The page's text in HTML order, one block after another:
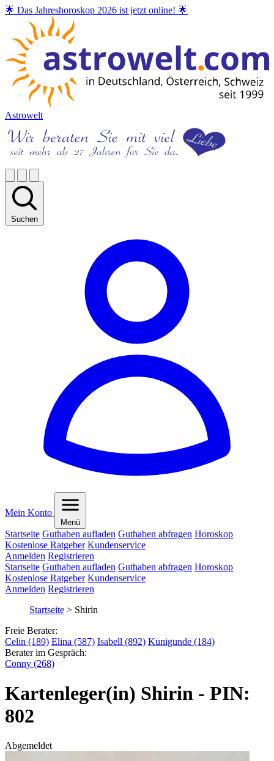
🌟 Das Jahreshoroskop 2026 ist jetzt online! 🌟
Astrowelt
Suchen
Mein Konto
Menü
Startseite Guthaben aufladen Guthaben abfragen Horoskop
Kostenlose Ratgeber Kundenservice
Anmelden Registrieren
Startseite Guthaben aufladen Guthaben abfragen Horoskop
Kostenlose Ratgeber Kundenservice
Anmelden Registrieren
Startseite > Shirin
Freie Berater:
Celin (189) Elina (587) Isabell (892) Kunigunde (184)
Berater im Gespräch:
Conny (268)
Kartenleger(in) Shirin - PIN:
802
Abgemeldet